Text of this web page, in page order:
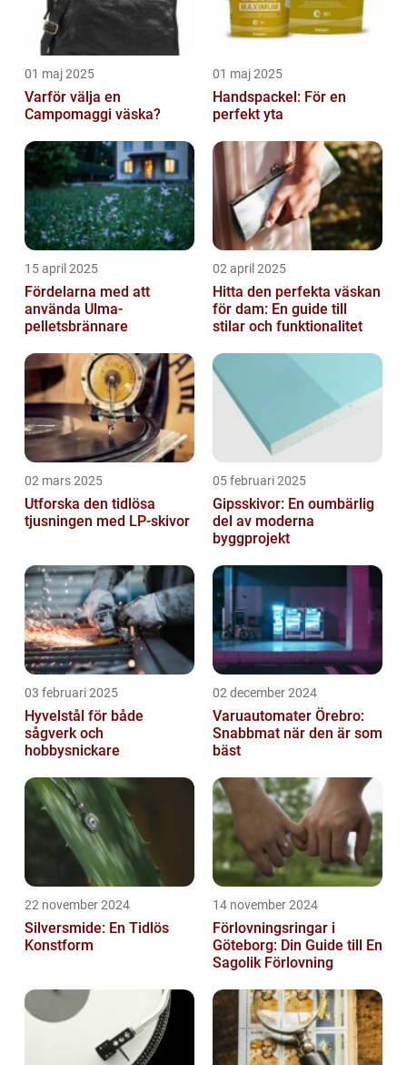
01 maj 2025
Varför välja en
Campomaggi väska?
01 maj 2025
Handspackel: För en
perfekt yta
15 april 2025
Fördelarna med att
använda Ulma-
pelletsbrännare
02 april 2025
Hitta den perfekta väskan
för dam: En guide till
stilar och funktionalitet
02 mars 2025
Utforska den tidlösa
tjusningen med LP-skivor
05 februari 2025
Gipsskivor: En oumbärlig
del av moderna
byggprojekt
03 februari 2025
Hyvelstål för både
sågverk och
hobbysnickare
02 december 2024
Varuautomater Örebro:
Snabbmat när den är som
bäst
22 november 2024
Silversmide: En Tidlös
Konstform
14 november 2024
Förlovningsringar i
Göteborg: Din Guide till En
Sagolik Förlovning